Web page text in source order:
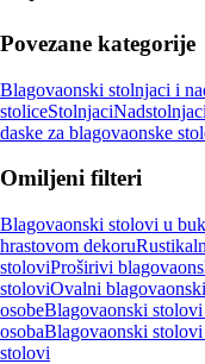
Povezane kategorije
Blagovaonski stolnjaci i
stoliceStolnjaciNadstolnjaci
daske za blagovaonske
Omiljeni filteri
Blagovaonski stolovi u
hrastovom dekoru
stoloviProširivi
stoloviOvalni
osobeBlagovaonski stolovi
osobaBlagovaonski
stolovi